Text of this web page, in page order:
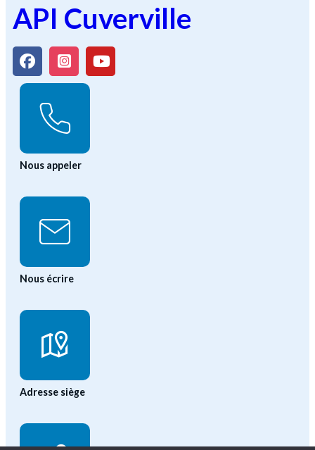
API Cuverville
Nous appeler
Nous écrire
Adresse siège